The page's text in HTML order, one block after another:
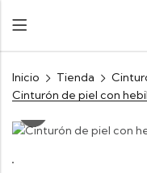
Inicio Tienda